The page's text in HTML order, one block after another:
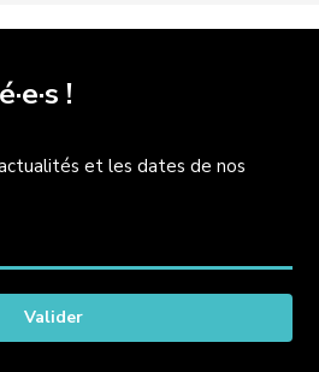
!
et les dates de nos